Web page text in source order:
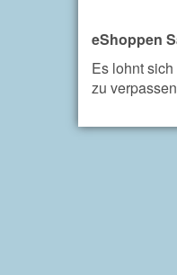
eShoppen
Es lohnt
zu